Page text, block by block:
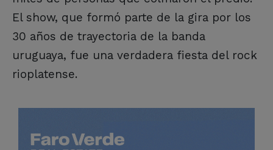
El show, que formó parte de la gira por los
30 años de trayectoria de la banda
uruguaya, fue una verdadera fiesta del rock
rioplatense.